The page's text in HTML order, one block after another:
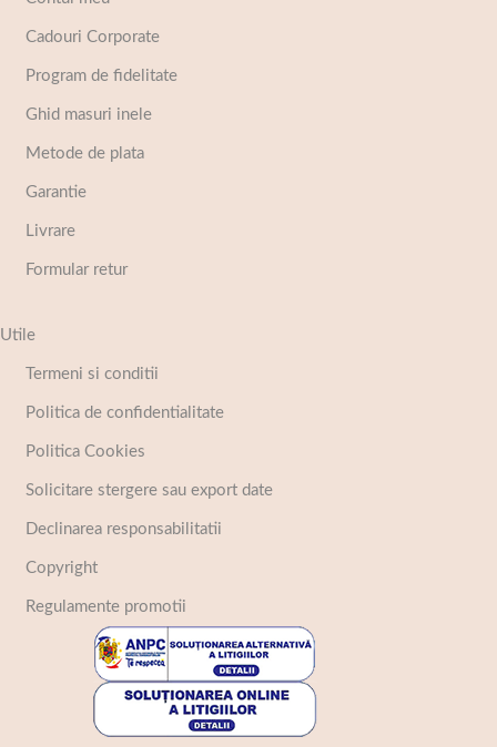
Cadouri Corporate
Program de fidelitate
Ghid masuri inele
Metode de plata
Garantie
Livrare
Formular retur
Utile
Termeni si conditii
Politica de confidentialitate
Politica Cookies
Solicitare stergere sau export date
Declinarea responsabilitatii
Copyright
Regulamente promotii